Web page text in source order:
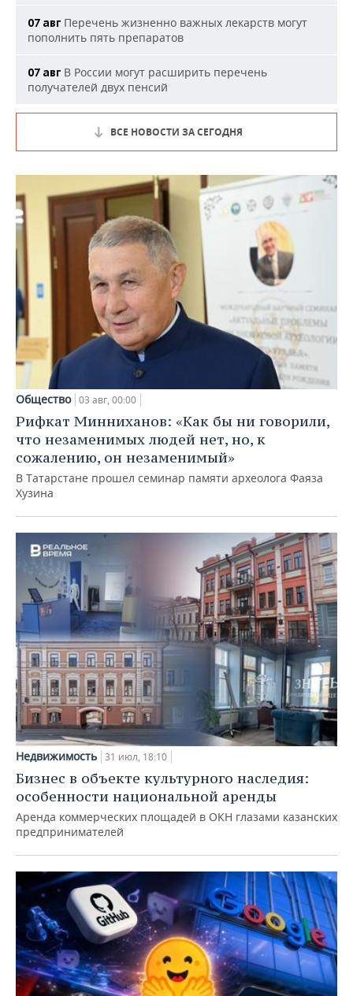
07 авг Перечень жизненно важных лекарств могут
пополнить пять препаратов
07 авг В России могут расширить перечень
получателей двух пенсий
ВСЕ НОВОСТИ ЗА СЕГОДНЯ
Общество 03 авг, 00:00
Рифкат Минниханов: «Как бы ни говорили,
что незаменимых людей нет, но, к
сожалению, он незаменимый»
В Татарстане прошел семинар памяти археолога Фаяза
Хузина
Недвижимость 31 июл, 18:10
Бизнес в объекте культурного наследия:
особенности национальной аренды
Аренда коммерческих площадей в ОКН глазами казанских
предпринимателей